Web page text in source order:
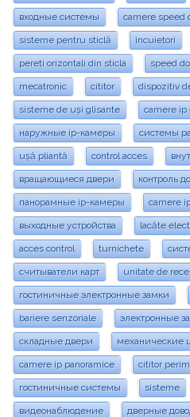
входные системы camere speed
sisteme pentru sticlă încuietori
pereti orizontali din sticla speed
mecatronic cititor dispozitiv
sisteme de uși glisante camere ip
наружные ip-камеры системы
ușă pliantă control acces
вращающиеся двери контроль
панорамные ip-камеры camere
выходные устройства lacăte
acces control turnichete
считыватели карт unitate de
гостиничные электронные замки
bariere senzoriale электронные
складные двери механические
camere ip panoramice cititor
гостиничные системы sisteme
видеонаблюдение дверные